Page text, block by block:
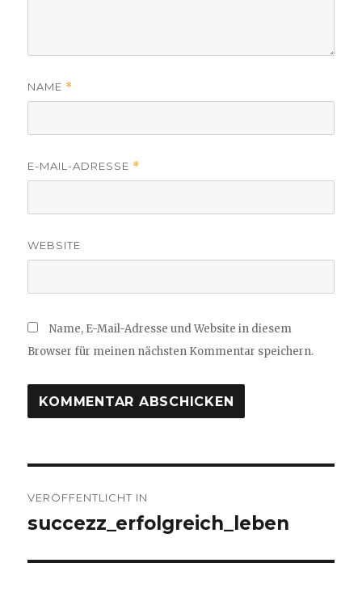
NAME *
E-MAIL-ADRESSE *
WEBSITE
Name, E-Mail-Adresse und Website in diesem
Browser für meinen nächsten Kommentar speichern.
VERÖFFENTLICHT IN
succezz_erfolgreich_leben